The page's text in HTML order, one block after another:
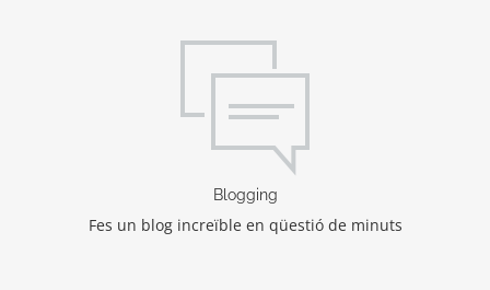
Blogging
Fes un blog increïble en qüestió de minuts